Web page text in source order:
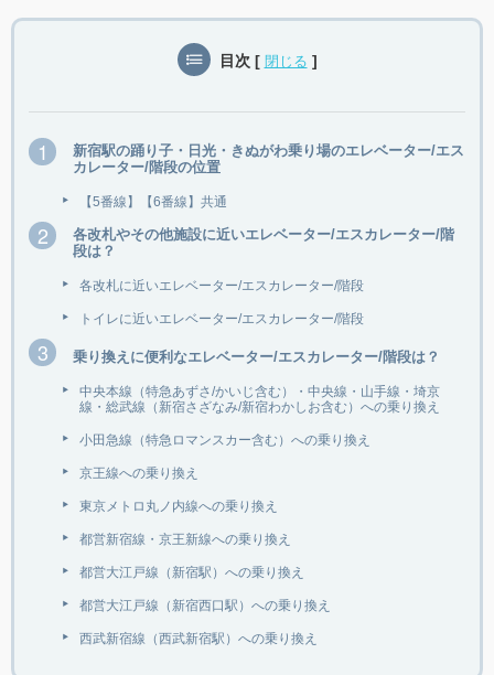
目次 [ 閉じる ]
新宿駅の踊り子・日光・きぬがわ乗り場のエレベーター/エス
カレーター/階段の位置
【5番線】【6番線】共通
各改札やその他施設に近いエレベーター/エスカレーター/階
段は？
各改札に近いエレベーター/エスカレーター/階段
トイレに近いエレベーター/エスカレーター/階段
乗り換えに便利なエレベーター/エスカレーター/階段は？
中央本線（特急あずさ/かいじ含む）・中央線・山手線・埼京
線・総武線（新宿さざなみ/新宿わかしお含む）への乗り換え
小田急線（特急ロマンスカー含む）への乗り換え
京王線への乗り換え
東京メトロ丸ノ内線への乗り換え
都営新宿線・京王新線への乗り換え
都営大江戸線（新宿駅）への乗り換え
都営大江戸線（新宿西口駅）への乗り換え
西武新宿線（西武新宿駅）への乗り換え